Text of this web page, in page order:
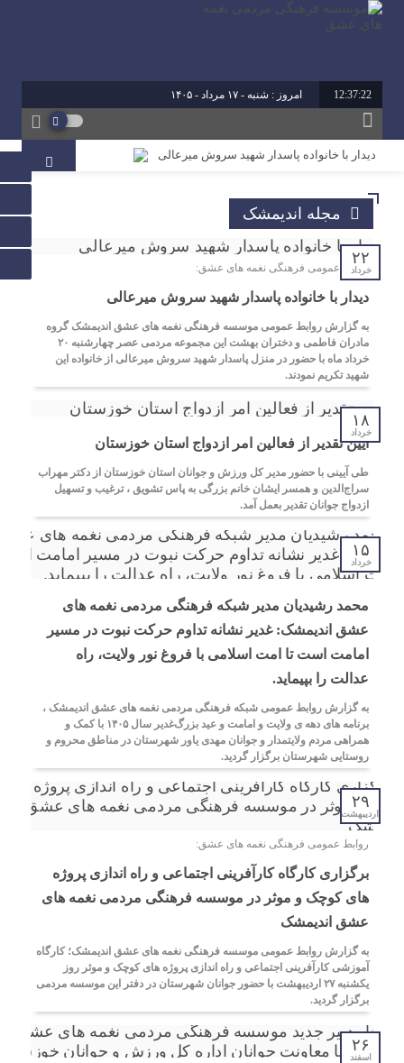
12:37:22 امروز : شنبه - ۱۷ مرداد - ۱۴۰۵
دیدار با خانواده پاسدار شهید سروش میرعالی
محمد رشیدیان مدیر شبکه فرهنگی مردمی نغمه های عشق
اندیمشک: غدیر نشانه تداوم حرکت نبوت در مسیر امامت
است تا امت اسلامی با فروغ نور ولایت، راه عدالت را بپیماید.
برگزاری کارگاه کارآفرینی اجتماعی و راه اندازی پروژه های
کوچک و موثر در موسسه فرهنگی مردمی نغمه های عشق
اندیمشک
دیدار دبیر جدید موسسه فرهنگی مردمی نغمه های عشق
اندیمشک با معاونت جوانان اداره کل ورزش و جوانان
خوزستان
دیدار دبیر موسسه فرهنگی مردمی نغمه های عشق با ریاست
اداره ورزش و جوانان اندیمشک
مراسم دورهمی خانوادگی با عنوان کافه شادی مهدوی به
مناسبت نیمه شعبان و دهه فجر و هفته ی جوان در اندیمشک
برگزار شد.
مراسم جشن ولادت امام زمان (عج) و جشن فجر انقلاب
اسلامی و هفته ی جوان در اندیمشک برگزار شد.
تشریح برنامه های دهه مهدویت شبکه فرهنگی مردمی نغمه
های عشق اندیمشک
مجله اندیمشک
۲۲
خرداد
روابط عمومی فرهنگی نغمه های عشق:
دیدار با خانواده پاسدار شهید سروش میرعالی
به گزارش روابط عمومی موسسه فرهنگی نغمه های عشق اندیمشک گروه
مادران فاطمی و دختران بهشت این مجموعه مردمی عصر چهارشنبه ۲۰
خرداد ماه با حضور در منزل پاسدار شهید سروش میرعالی از خانواده این
شهید تکریم نمودند.
۱۸
خرداد
آیین تقدیر از فعالین امر ازدواج استان خوزستان
طی آیینی با حضور مدیر کل ورزش و جوانان استان خوزستان از دکتر مهراب
سراج‌الدين و همسر ایشان خانم بزرگی به پاس تشویق ، ترغیب و تسهیل
ازدواج جوانان تقدیر بعمل آمد.
۱۵
خرداد
محمد رشیدیان مدیر شبکه فرهنگی مردمی نغمه های
عشق اندیمشک: غدیر نشانه تداوم حرکت نبوت در مسیر
امامت است تا امت اسلامی با فروغ نور ولایت، راه
عدالت را بپیماید.
به گزارش روابط عمومی شبکه فرهنگی مردمی نغمه های عشق اندیمشک ،
برنامه های دهه ی ولایت و امامت و عید بزرگ‌غدیر سال ۱۴۰۵ با کمک و
همراهی مردم ولایتمدار و جوانان مهدی یاور شهرستان در مناطق محروم و
روستایی شهرستان برگزار گردید.
۲۹
اردیبهشت
روابط عمومی فرهنگی نغمه های عشق:
برگزاری کارگاه کارآفرینی اجتماعی و راه اندازی پروژه
های کوچک و موثر در موسسه فرهنگی مردمی نغمه های
عشق اندیمشک
به گزارش روابط عمومی موسسه فرهنگی نغمه های عشق اندیمشک؛ کارگاه
آموزشی کارآفرینی اجتماعی و راه اندازی پروژه های کوچک و موثر روز
یکشنبه ۲۷ اردیبهشت با حضور جوانان شهرستان در دفتر این موسسه مردمی
برگزار گردید.
۲۶
اسفند